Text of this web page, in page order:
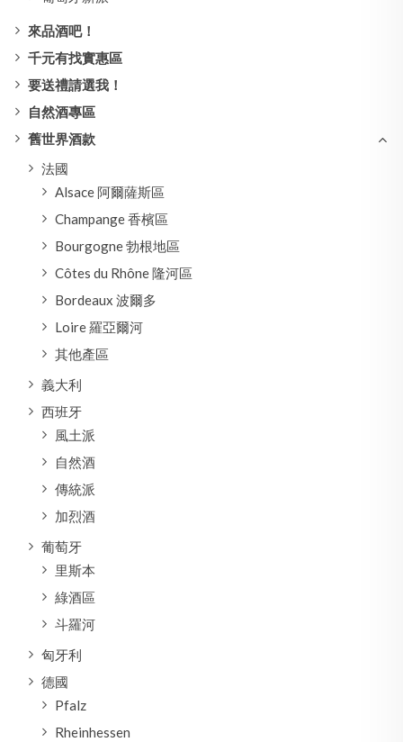
來品酒吧！
千元有找實惠區
要送禮請選我！
自然酒專區
舊世界酒款
法國
Alsace 阿爾薩斯區
Champange 香檳區
Bourgogne 勃根地區
Côtes du Rhône 隆河區
Bordeaux 波爾多
Loire 羅亞爾河
其他產區
義大利
西班牙
風土派
自然酒
傳統派
加烈酒
葡萄牙
里斯本
綠酒區
斗羅河
匈牙利
德國
Pfalz
Rheinhessen